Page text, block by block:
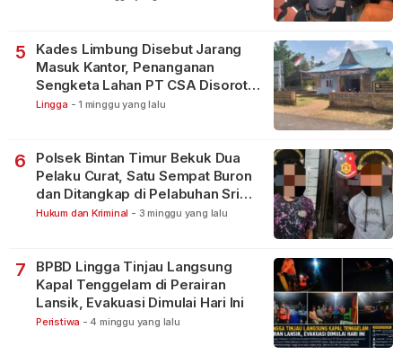
5
Kades Limbung Disebut Jarang
Masuk Kantor, Penanganan
Sengketa Lahan PT CSA Disorot
Warga
Lingga - 1 minggu yang lalu
6
Polsek Bintan Timur Bekuk Dua
Pelaku Curat, Satu Sempat Buron
dan Ditangkap di Pelabuhan Sri
Bintan Pura
Hukum dan Kriminal - 3 minggu yang lalu
7
BPBD Lingga Tinjau Langsung
Kapal Tenggelam di Perairan
Lansik, Evakuasi Dimulai Hari Ini
Peristiwa - 4 minggu yang lalu